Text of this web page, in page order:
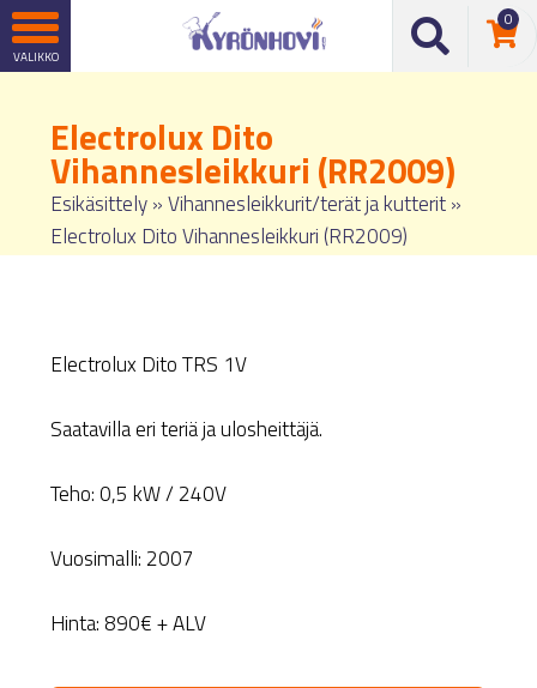
0
Electrolux Dito
Vihannesleikkuri (RR2009)
Esikäsittely»Vihannesleikkurit/terät ja kutterit»
Electrolux Dito Vihannesleikkuri (RR2009)
Electrolux Dito TRS 1V
Saatavilla eri teriä ja ulosheittäjä.
Teho: 0,5 kW / 240V
Vuosimalli: 2007
Hinta: 890€ + ALV